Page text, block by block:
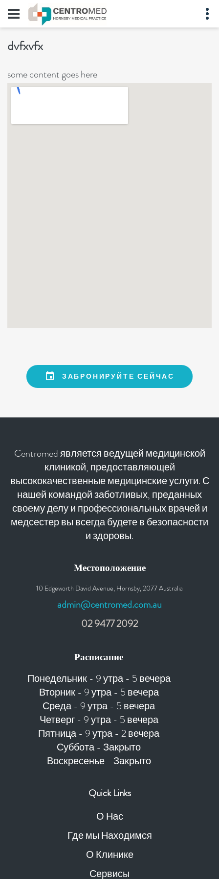
dvfxvfx
some content goes here
ЗАБРОНИРУЙТЕ СЕЙЧАС
Centromed является ведущей медицинской
клиникой, предоставляющей
высококачественные медицинские услуги. С
нашей командой заботливых, преданных
своему делу и профессиональных врачей и
медсестер вы всегда будете в безопасности
и здоровы.
Местоположение
10 Edgeworth David Avenue, Hornsby, 2077 Australia
admin@centromed.com.au
02 9477 2092
Расписание
Понедельник - 9 утра - 5 вечера
Вторник - 9 утра - 5 вечера
Среда - 9 утра - 5 вечера
Четверг - 9 утра - 5 вечера
Пятница - 9 утра - 2 вечера
Суббота - Закрыто
Воскресенье - Закрыто
Quick Links
О Нас
Где мы Находимся
О Клинике
Сервисы